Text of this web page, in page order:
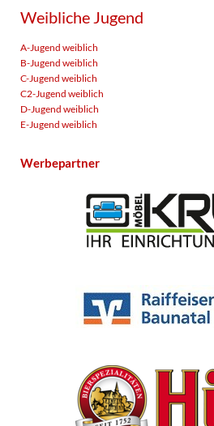
Weibliche Jugend
A-Jugend weiblich
B-Jugend weiblich
C-Jugend weiblich
C2-Jugend weiblich
D-Jugend weiblich
E-Jugend weiblich
Werbepartner